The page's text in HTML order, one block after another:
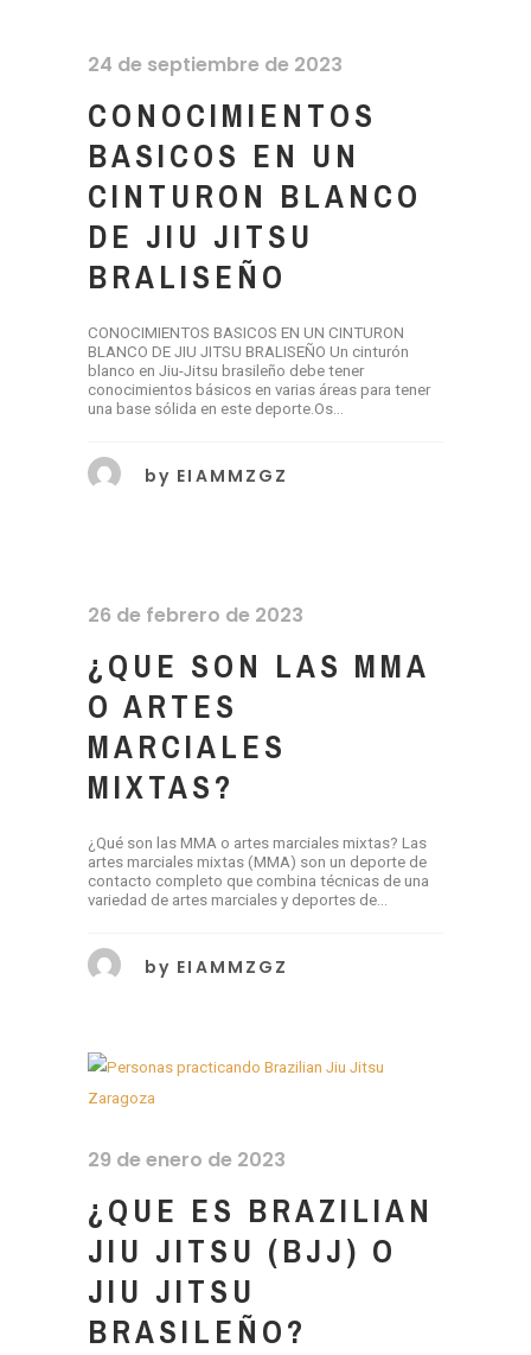
24 de septiembre de 2023
CONOCIMIENTOS
BASICOS EN UN
CINTURON BLANCO
DE JIU JITSU
BRALISEÑO
CONOCIMIENTOS BASICOS EN UN CINTURON
BLANCO DE JIU JITSU BRALISEÑO Un cinturón
blanco en Jiu-Jitsu brasileño debe tener
conocimientos básicos en varias áreas para tener
una base sólida en este deporte.Os...
by EIAMMZGZ
26 de febrero de 2023
¿QUE SON LAS MMA
O ARTES
MARCIALES
MIXTAS?
¿Qué son las MMA o artes marciales mixtas? Las
artes marciales mixtas (MMA) son un deporte de
contacto completo que combina técnicas de una
variedad de artes marciales y deportes de...
by EIAMMZGZ
29 de enero de 2023
¿QUE ES BRAZILIAN
JIU JITSU (BJJ) O
JIU JITSU
BRASILEÑO?